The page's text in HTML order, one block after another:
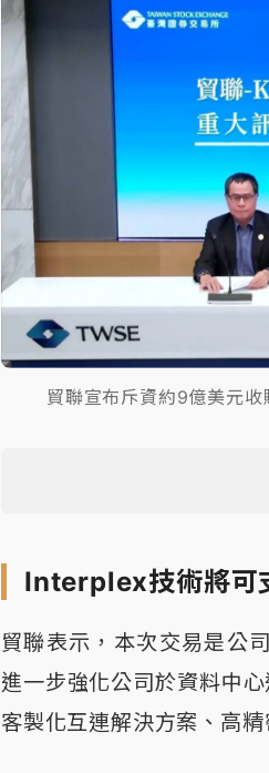
貿聯宣布斥資約9億美元
Interplex技術將可
貿聯表示，本次交易是公
進一步強化公司於資料中
客製化互連解決方案、高